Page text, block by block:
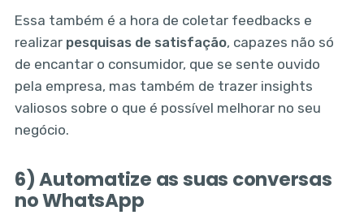
Essa também é a hora de coletar feedbacks e
realizar pesquisas de satisfação, capazes não só
de encantar o consumidor, que se sente ouvido
pela empresa, mas também de trazer insights
valiosos sobre o que é possível melhorar no seu
negócio.
6) Automatize as suas conversas
no WhatsApp